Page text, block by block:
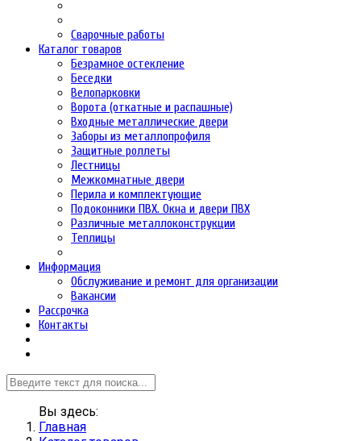
Сварочные работы
Каталог товаров
Безрамное остекление
Беседки
Велопарковки
Ворота (откатные и распашные)
Входные металлические двери
Заборы из металлопрофиля
Защитные роллеты
Лестницы
Межкомнатные двери
Перила и комплектующие
Подоконники ПВХ. Окна и двери ПВХ
Различные металлоконструкции
Теплицы
Информация
Обслуживание и ремонт для организации
Вакансии
Рассрочка
Контакты
Вы здесь:
Главная